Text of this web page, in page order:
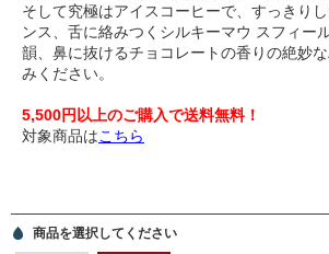
そして究極はアイスコーヒーで、すっきり
ンス、舌に絡みつくシルキーマウ スフィー
韻、鼻に抜けるチョコレートの香りの絶妙
みください。
5,500円以上のご購入で送料無料！
対象商品はこちら
商品を選択してください